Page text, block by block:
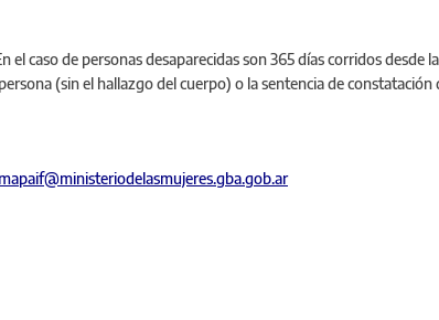
caso de personas desaparecidas son 365 días corridos desde
(sin el hallazgo del cuerpo) o la sentencia de